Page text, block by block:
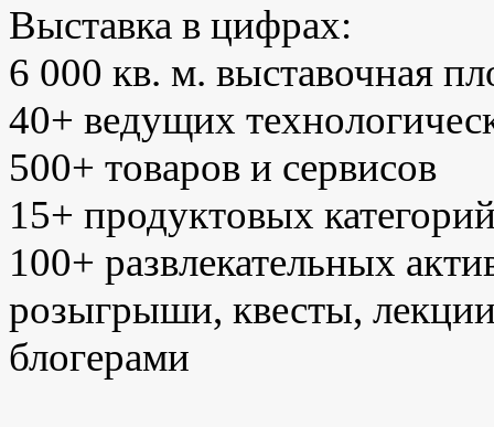
Выставка в цифрах:
6 000 кв. м. выставочная
40+ ведущих
500+ товаров и сервисов
15+ продуктовых
100+ развлекательных
розыгрыши, квесты,
блогерами